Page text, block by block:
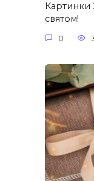
Картинки
святом!
0